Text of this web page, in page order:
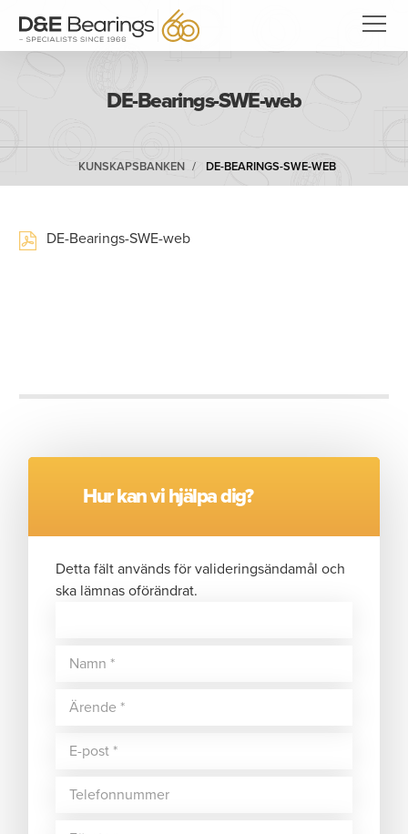
DE-Bearings-SWE-web
KUNSKAPSBANKEN DE-BEARINGS-SWE-WEB
DE-Bearings-SWE-web
Hur kan vi hjälpa dig?
Detta fält används för valideringsändamål och
ska lämnas oförändrat.